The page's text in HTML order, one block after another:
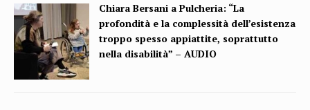
Chiara Bersani a Pulcheria: “La
profondità e la complessità dell’esistenza
troppo spesso appiattite, soprattutto
nella disabilità” – AUDIO